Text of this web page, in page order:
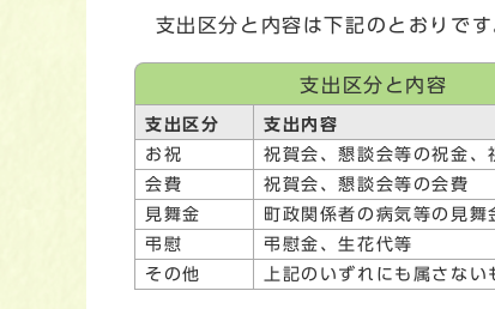
支出区分と内容は下記のとおりです
支出区分と内容
支出区分
支出内容
お祝
祝賀会、懇談会等の祝金、
会費
祝賀会、懇談会等の会費
見舞金
町政関係者の病気等の見舞
弔慰
弔慰金、生花代等
その他
上記のいずれにも属さない